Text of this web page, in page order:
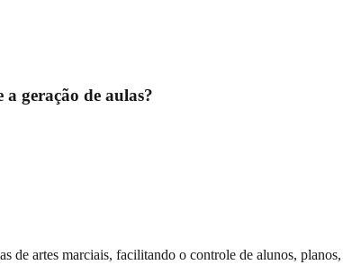
geração de aulas?
de artes marciais, facilitando o controle de alunos,